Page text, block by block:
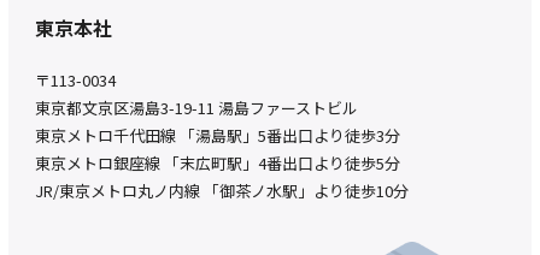
東京本社
〒113-0034
東京都文京区湯島3-19-11 湯島ファーストビル
東京メトロ千代田線 「湯島駅」5番出口より徒歩3分
東京メトロ銀座線 「末広町駅」4番出口より徒歩5分
JR/東京メトロ丸ノ内線 「御茶ノ水駅」より徒歩10分